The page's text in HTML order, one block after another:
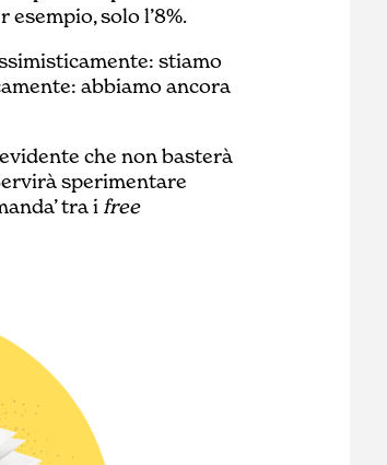
esempio, solo l’8%.
stiamo
abbiamo ancora
che non basterà
sperimentare
tra i free